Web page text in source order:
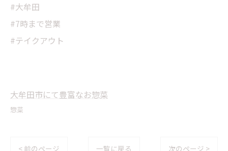
#大牟田
#7時まで営業
#テイクアウト
大牟田市にて豊富なお惣菜
惣菜
< 前のページ 一覧に戻る 次のページ >